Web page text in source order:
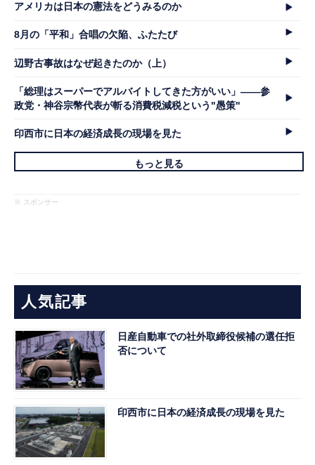
アメリカは日本の憲法をどうみるのか
8月の「平和」合唱の欠陥、ふたたび
辺野古事故はなぜ起きたのか（上）
「総理はスーパーでアルバイトしてきた方がいい」――参
政党・神谷宗幣代表が斬る消費税減税という"愚策"
印西市に日本の経済成長の現場を見た
もっと見る
※ スポンサー
人気記事
日産自動車での社外取締役候補の選任拒
否について
印西市に日本の経済成長の現場を見た